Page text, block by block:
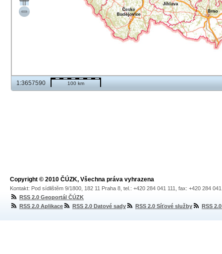
1:3657590 100 km
Copyright © 2010 ČÚZK, Všechna práva vyhrazena
Kontakt: Pod sídlištěm 9/1800, 182 11 Praha 8, tel.: +420 284 041 111, fax: +420 284
RSS 2.0 Geoportál ČÚZK
RSS 2.0 Aplikace
RSS 2.0 Datové sady RSS 2.0 Síťové služby RSS